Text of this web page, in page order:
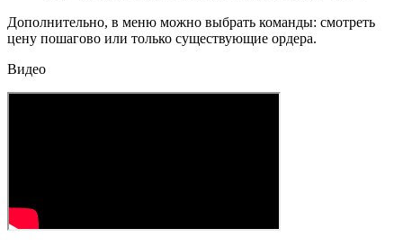
Дополнительно, в меню можно выбрать команды: смотреть
цену пошагово или только существующие ордера.
Видео